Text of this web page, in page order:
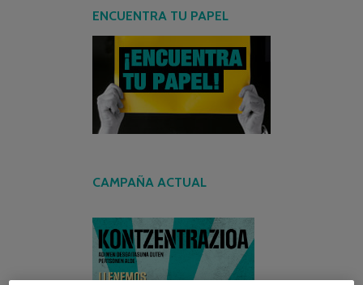
ENCUENTRA TU PAPEL
CAMPAÑA ACTUAL